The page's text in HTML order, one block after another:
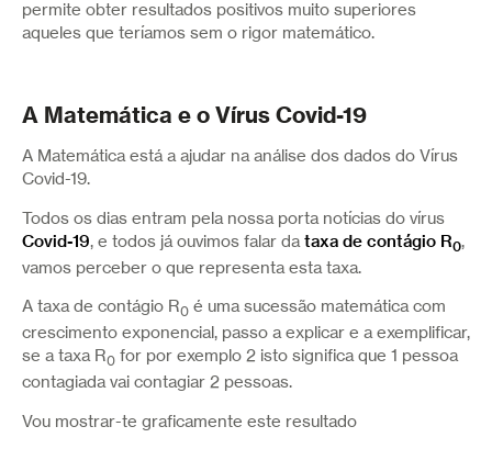
permite obter resultados positivos muito superiores
aqueles que teríamos sem o rigor matemático.
A Matemática e o Vírus Covid-19
A Matemática está a ajudar na análise dos dados do Vírus
Covid-19.
Todos os dias entram pela nossa porta notícias do vírus
Covid-19, e todos já ouvimos falar da taxa de contágio R0,
vamos perceber o que representa esta taxa.
A taxa de contágio R0 é uma sucessão matemática com
crescimento exponencial, passo a explicar e a exemplificar,
se a taxa R0 for por exemplo 2 isto significa que 1 pessoa
contagiada vai contagiar 2 pessoas.
Vou mostrar-te graficamente este resultado